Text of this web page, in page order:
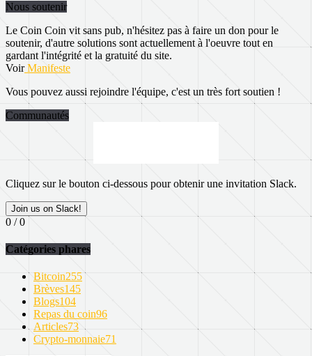
Nous soutenir
Le Coin Coin vit sans pub, n'hésitez pas à faire un don pour le
soutenir, d'autre solutions sont actuellement à l'oeuvre tout en
gardant l'intégrité et la gratuité du site.
VoirManifeste
Vous pouvez aussi rejoindre l'équipe, c'est un très fort soutien !
Communautés
Cliquez sur le bouton ci-dessous pour obtenir une invitation Slack.
Join us on Slack!
0 / 0
Catégories phares
Bitcoin255
Brèves145
Blogs104
Repas du coin96
Articles73
Crypto-monnaie71